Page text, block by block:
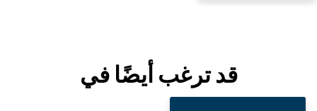
قد ترغب أيضًا في